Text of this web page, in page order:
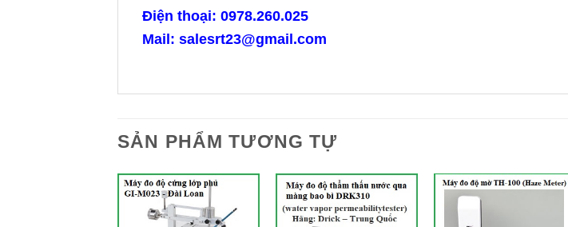
Điện thoại: 0978.260.025
Mail: salesrt23@gmail.com
SẢN PHẨM TƯƠNG TỰ